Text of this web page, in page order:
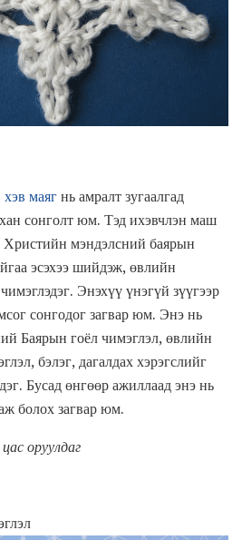
маяг нь амралт зугаалгад
сонголт юм. Тэд ихэвчлэн маш
Христийн мэндэлсний баярын
эсэхээ шийдэж, өвлийн
Энэхүү үнэгүй зүүгээр
сонгодог загвар юм. Энэ нь
Баярын гоёл чимэглэл, өвлийн
бэлэг, дагалдах хэрэгслийг
Бусад өнгөөр ​​ажиллаад энэ нь
болох загвар юм.
оруулдаг